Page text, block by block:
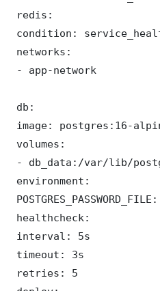
redis:
condition:
networks:
- app-network
db:
image: postgres:16-
volumes:
- db_data:/var/lib/
environment:
healthcheck:
interval: 5s
timeout: 3s
retries: 5